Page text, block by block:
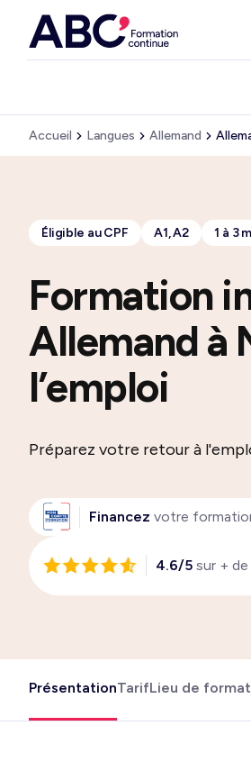
Accueil Langues Allemand
Formation
Allemand à
l’emploi
Éligible au CPF A1, A2 1 à 3
Préparez votre retour à
Financez votre
4.6/5 sur + de
PrésentationTarifLieu de